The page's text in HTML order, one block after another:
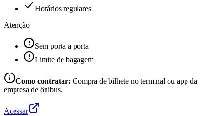
Horários regulares
Atenção
Sem porta a porta
Limite de bagagem
Como contratar: Compra de bilhete no terminal ou app da
empresa de ônibus.
Acessar